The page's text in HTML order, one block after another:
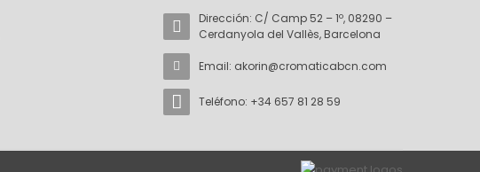
Dirección: C/ Camp 52 – 1º, 08290 –
Cerdanyola del Vallès, Barcelona
Email: akorin@cromaticabcn.com
Teléfono: +34 657 81 28 59